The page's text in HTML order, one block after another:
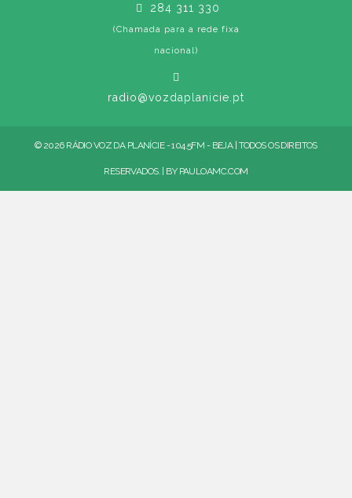
284 311 330
(Chamada para a rede fixa
nacional)
radio@vozdaplanicie.pt
© 2026 RÁDIO VOZ DA PLANÍCIE - 104.5FM - BEJA | TODOS OS DIREITOS
RESERVADOS. | BY PAULOAMC.COM